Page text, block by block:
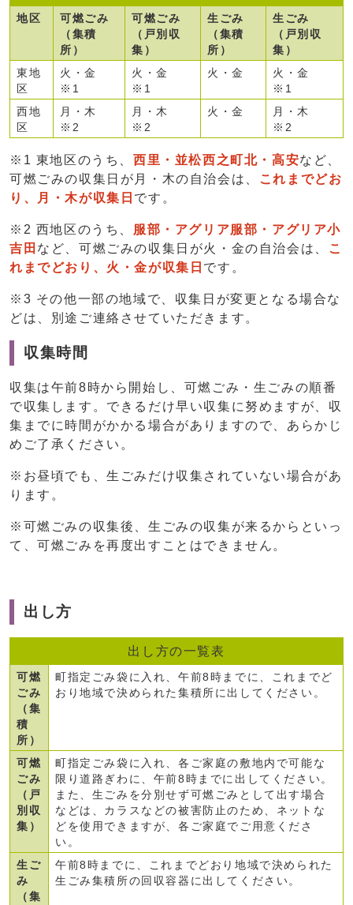
地区
可燃ごみ
（集積
所）
可燃ごみ
（戸別収
集）
生ごみ
（集積
所）
生ごみ
（戸別収
集）
東地
区
火・金
※1
火・金
※1
火・金
火・金
※1
西地
区
月・木
※2
月・木
※2
火・金
月・木
※2
※1 東地区のうち、 西里・並松西之町北・高安など、
可燃ごみの収集日が月・木の自治会は、
これまでどお
り、月・木が収集日 です。
※2 西地区のうち、 服部・アグリア服部・アグリア小
吉田 など、可燃ごみの収集日が火・金の自治会は、
こ
れまでどおり、火・金が収集日 です。
※3 その他一部の地域で、収集日が変更となる場合な
どは、別途ご連絡させていただきます。
収集時間
収集は午前8時から開始し、可燃ごみ・生ごみの順番
で収集します。できるだけ早い収集に努めますが、収
集までに時間がかかる場合がありますので、あらかじ
めご了承ください。
※お昼頃でも、生ごみだけ収集されていない場合があ
ります。
※可燃ごみの収集後、生ごみの収集が来るからといっ
て、可燃ごみを再度出すことはできません。
出し方
出し方の一覧表
可燃
ごみ
（集
積
所）
町指定ごみ袋に入れ、午前8時までに、これまでど
おり地域で決められた集積所に出してください。
可燃
ごみ
（戸
別収
集）
町指定ごみ袋に入れ、各ご家庭の敷地内で可能な
限り道路ぎわに、午前8時までに出してください。
また、生ごみを分別せず可燃ごみとして出す場合
などは、カラスなどの被害防止のため、ネットな
どを使用できますが、各ご家庭でご用意くださ
い。
生ご
み
（集
午前8時までに、これまでどおり地域で決められた
生ごみ集積所の回収容器に出してください。